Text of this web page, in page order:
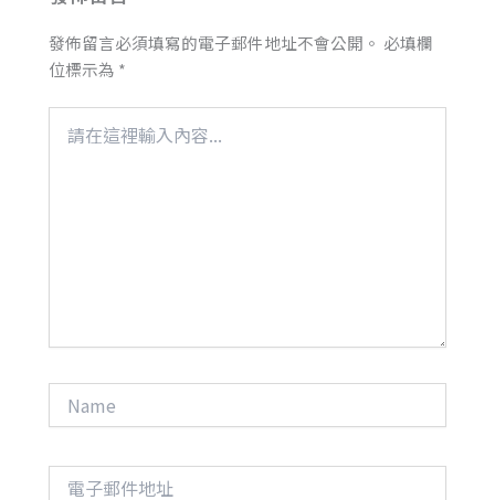
發佈留言必須填寫的電子郵件地址不會公開。 必填欄
位標示為 *